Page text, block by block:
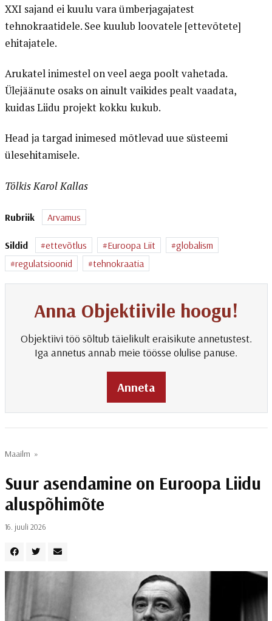
XXI sajand ei kuulu vara ümberjagajatest
tehnokraatidele. See kuulub loovatele [ettevõtete]
ehitajatele.
Arukatel inimestel on veel aega poolt vahetada.
Ülejäänute osaks on ainult vaikides pealt vaadata,
kuidas Liidu projekt kokku kukub.
Head ja targad inimesed mõtlevad uue süsteemi
ülesehitamisele.
Tõlkis Karol Kallas
Rubriik Arvamus
Sildid ettevõtlus Euroopa Liit
globalism
regulatsioonid
tehnokraatia
Anna Objektiivile hoogu!
Objektiivi töö sõltub täielikult eraisikute annetustest.
Iga annetus annab meie töösse olulise panuse.
Anneta
Maailm »
Suur asendamine on Euroopa Liidu
aluspõhimõte
16. juuli 2026